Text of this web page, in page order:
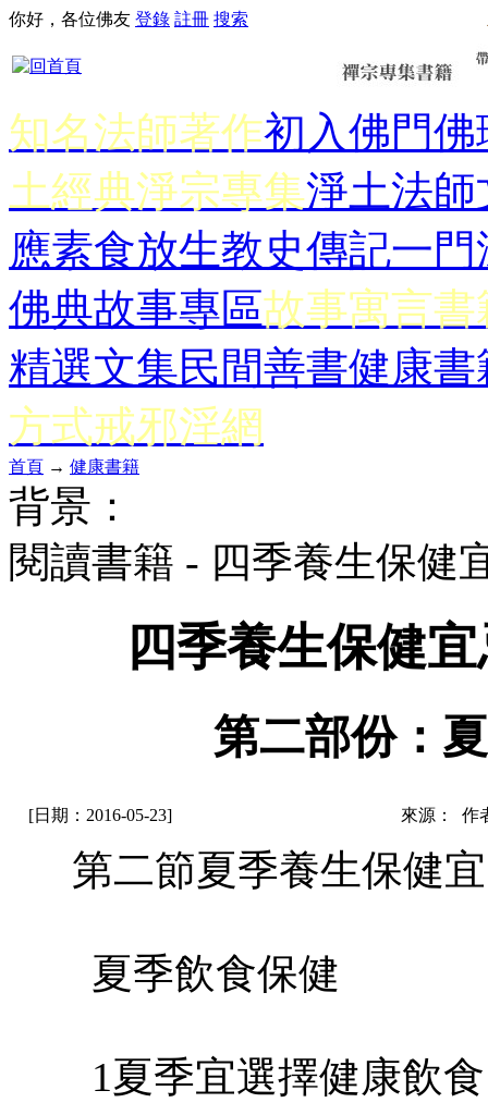
你好，各位佛友 登錄 註冊 搜索
知名法師著作初入佛門佛
土經典淨宗專集淨土法師
應素食放生教史傳記一門
佛典故事專區故事寓言書
精選文集民間善書健康書
方式戒邪淫網
首頁 → 健康書籍
背景：
閱讀書籍 - 四季養生保
四季養生保健
第二部份：
[日期：2016-05-23] 來源： 作
第二節夏季養生保健宜
夏季飲食保健
1夏季宜選擇健康飲食